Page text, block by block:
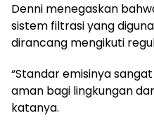
Denni menegaskan
sistem filtrasi yang
dirancang mengikuti
“Standar emisinya
aman bagi lingkungan
katanya.